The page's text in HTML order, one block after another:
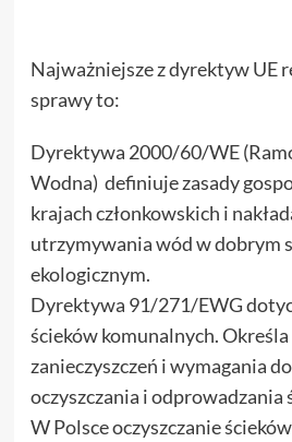
Najważniejsze z dyrektyw UE
sprawy to:
Dyrektywa 2000/60/WE
Wodna) definiuje zasady
krajach członkowskich i
utrzymywania wód w dobrym
ekologicznym.
Dyrektywa 91/271/EWG
ścieków komunalnych.
zanieczyszczeń i wymagania
oczyszczania i odprowadzania
W Polsce oczyszczanie